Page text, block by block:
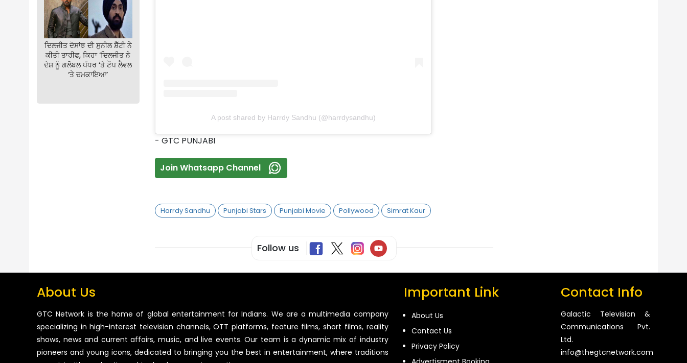
ਦਿਲਜੀਤ ਦੋਸਾਂਝ ਦੀ ਸੁਨੀਲ ਸ਼ੈੱਟੀ ਨੇ
ਕੀਤੀ ਤਾਰੀਫ, ਕਿਹਾ ‘ਦਿਲਜੀਤ ਨੇ
ਦੇਸ਼ ਨੂੰ ਗਲੋਬਲ ਪੱਧਰ ‘ਤੇ ਟੌਪ ਲੈਵਲ
‘ਤੇ ਚਮਕਾਇਆ’
A post shared by Harrdy Sandhu (@harrdysandhu)
- GTC PUNJABI
Join Whatsapp Channel
Harrdy Sandhu Punjabi Stars Punjabi Movie Pollywood Simrat Kaur
Follow us
About Us
GTC Network is the home of global entertainment for Indians. We are a multimedia company
specializing in high-interest television channels, OTT platforms, feature films, short films, reality
shows, news and current affairs, music, and live events. Our team is a dynamic mix of industry
pioneers and young icons, dedicated to bringing you the best in entertainment, where traditions
Important Link
About Us
Contact Us
Privacy Policy
Contact Info
Galactic Television &
Communications Pvt.
Ltd.
info@thegtcnetwork.com